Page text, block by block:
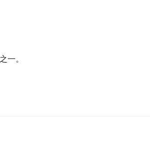
同來體驗香港道地美食及感受濃厚的
一。